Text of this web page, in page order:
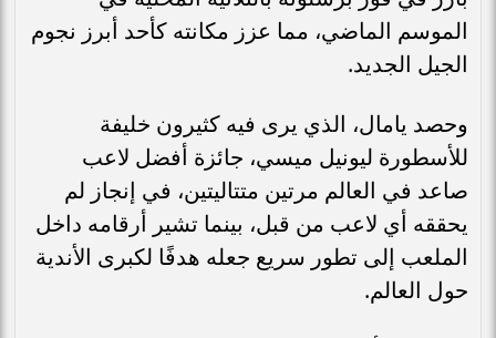
الموسم الماضي، مما عزز مكانته كأحد أبرز نجوم
الجيل الجديد.
وحصد يامال، الذي يرى فيه كثيرون خليفة
للأسطورة ليونيل ميسي، جائزة أفضل لاعب
صاعد في العالم مرتين متتاليتين، في إنجاز لم
يحققه أي لاعب من قبل، بينما تشير أرقامه داخل
الملعب إلى تطور سريع جعله هدفًا لكبرى الأندية
حول العالم.